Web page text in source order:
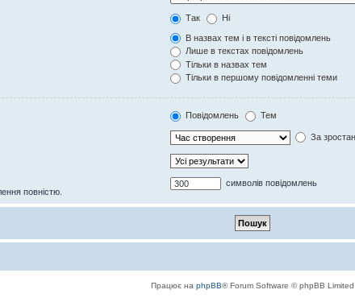
Так Ні
В назвах тем і в тексті повідомлень
Лише в текстах повідомлень
Тільки в назвах тем
Тільки в першому повідомленні теми
Повідомлень Тем
За
повністю.
символів повідомлень
Працює на phpBB® Forum Software © phpBB Limited